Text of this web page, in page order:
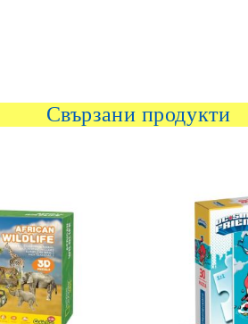
Свързани продукти